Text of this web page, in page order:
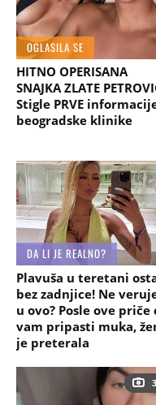
OGLASILA SE
HITNO OPERISANA
SNAJKA ZLATE
Stigle PRVE
beogradske klinike
DA LI JE REALNO?
Plavuša u teretani
bez zadnjice! Ne
u ovo? Posle ove priče
vam pripasti muka,
je preterala
3